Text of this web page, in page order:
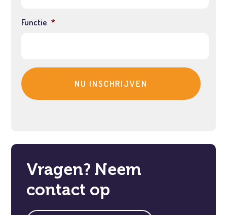
Functie *
Vragen? Neem
contact op